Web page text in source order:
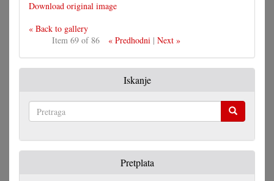
Download original image
« Back to gallery
Item 69 of 86
« Predhodni| Next »
Iskanje
Pretplata